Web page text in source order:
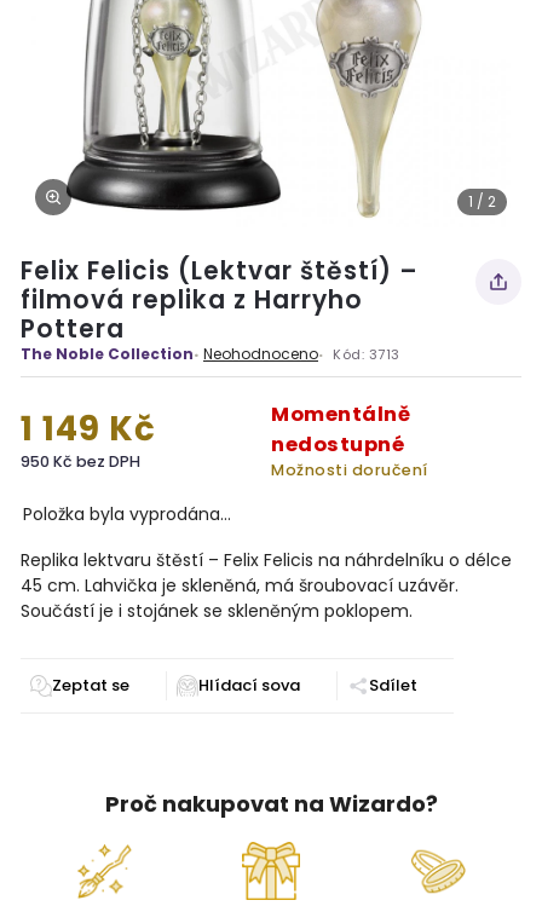
1 / 2
Felix Felicis (Lektvar štěstí) –
filmová replika z Harryho
Pottera
The Noble Collection Neohodnoceno Kód: 3713
1 149 Kč
950 Kč bez DPH
Momentálně
nedostupné
Možnosti doručení
Položka byla vyprodána…
Replika lektvaru štěstí – Felix Felicis na náhrdelníku o délce
45 cm. Lahvička je skleněná, má šroubovací uzávěr.
Součástí je i stojánek se skleněným poklopem.
Zeptat se Sdílet
Proč nakupovat na Wizardo?